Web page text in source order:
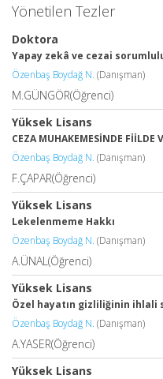
Yönetilen Tezler
Doktora
Yapay zekâ ve cezai
Özenbaş Boydağ N. (Danışman)
M.GÜNGÖR(Öğrenci)
Yüksek Lisans
CEZA MUHAKEMESİNDE FİİLDE
Özenbaş Boydağ N. (Danışman)
F.ÇAPAR(Öğrenci)
Yüksek Lisans
Lekelenmeme Hakkı
Özenbaş Boydağ N. (Danışman)
A.ÜNAL(Öğrenci)
Yüksek Lisans
Özel hayatın gizliliğinin ihlali
Özenbaş Boydağ N. (Danışman)
A.YASER(Öğrenci)
Yüksek Lisans